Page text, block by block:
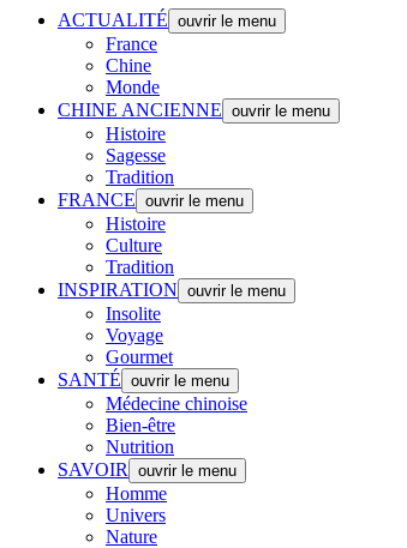
ACTUALITÉ ouvrir le menu
France
Chine
Monde
CHINE ANCIENNE ouvrir le menu
Histoire
Sagesse
Tradition
FRANCE ouvrir le menu
Histoire
Culture
Tradition
INSPIRATION ouvrir le menu
Insolite
Voyage
Gourmet
SANTÉ ouvrir le menu
Médecine chinoise
Bien-être
Nutrition
SAVOIR
ouvrir le menu
Homme
Univers
Nature